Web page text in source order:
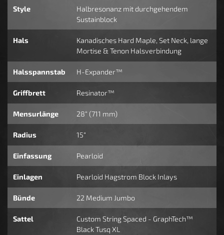
Style
Halbresonanz mit durchgehendem
Sustainblock
Hals
Kanadisches Hard Maple, Set Neck, lange
Mortise & Tenon Halsverbindung
Halsspannstab H-Expander™
Griffbrett Resinator™
Mensurlänge 28“ (711 mm)
Radius 15“
Einfassung Pearloid
Einlagen Pearloid Hagstrom Block Inlays
Bünde 22 Medium Jumbo
Sattel
Custom String Spaced - GraphTech™
Black Tusq XL